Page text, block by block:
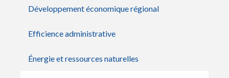
Développement économique régional
Efficience administrative
Énergie et ressources naturelles